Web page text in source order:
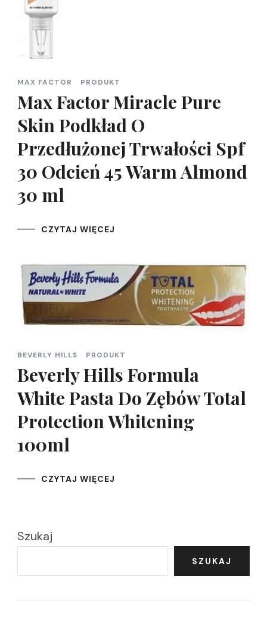
MAX FACTOR PRODUKT
Max Factor Miracle Pure
Skin Podkład O
Przedłużonej Trwałości Spf
30 Odcień 45 Warm Almond
30 ml
CZYTAJ WIĘCEJ
BEVERLY HILLS PRODUKT
Beverly Hills Formula
White Pasta Do Zębów Total
Protection Whitening
100ml
CZYTAJ WIĘCEJ
Szukaj
SZUKAJ